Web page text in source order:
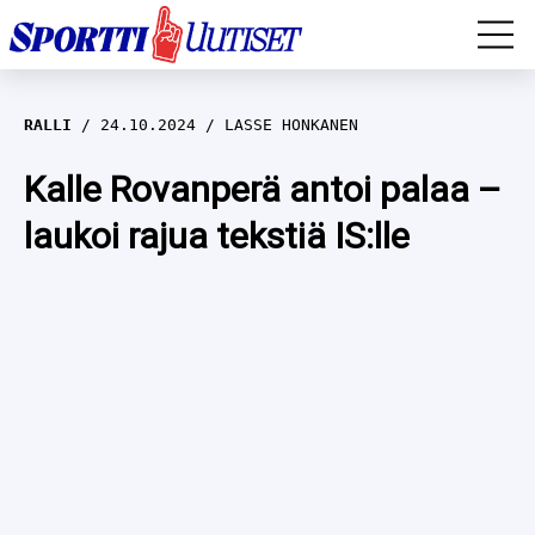
EM-YLEISURHEILU
JÄÄKIEKKO
YLEISURHEILU
RALLI 24.10.2024 LASSE HONKANEN
Kalle Rovanperä antoi palaa –
laukoi rajua tekstiä IS:lle